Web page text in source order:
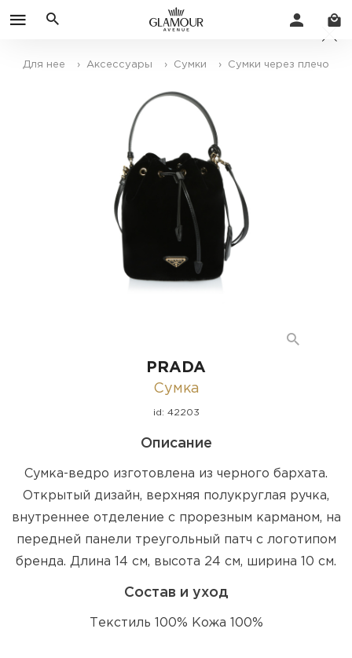
Для нее › Аксессуары › Сумки › Сумки через плечо
PRADA
Сумка
id: 42203
Описание
Сумка-ведро изготовлена из черного бархата.
Открытый дизайн, верхняя полукруглая ручка,
внутреннее отделение с прорезным карманом, на
передней панели треугольный патч с логотипом
бренда. Длина 14 см, высота 24 см, ширина 10 см.
Состав и уход
Текстиль 100% Кожа 100%